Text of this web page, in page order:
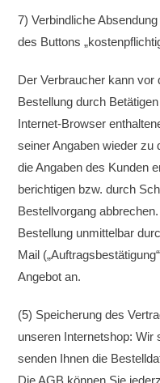
7) Verbindliche
des Buttons
Der Verbraucher kann vor
Bestellung durch
Internet-Browser
seiner Angaben wieder zu
die Angaben des Kunden
berichtigen bzw. durch
Bestellvorgang
Bestellung unmittelbar
Mail
Angebot an.
(5) Speicherung des
unseren Internetshop: Wir
senden Ihnen die
Die AGB können Sie